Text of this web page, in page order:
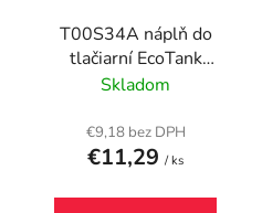
T00S34A náplň do
tlačiarní EcoTank
L3110, L3150, L1110,
65 ml
Skladom
€9,18 bez DPH
€11,29 / ks